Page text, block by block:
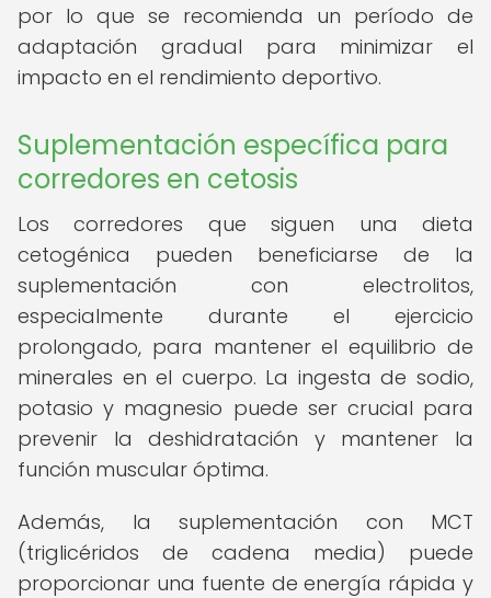
por lo que se recomienda un período de
adaptación gradual para minimizar el
impacto en el rendimiento deportivo.
Suplementación específica para
corredores en cetosis
Los corredores que siguen una dieta
cetogénica pueden beneficiarse de la
suplementación con electrolitos,
especialmente durante el ejercicio
prolongado, para mantener el equilibrio de
minerales en el cuerpo. La ingesta de sodio,
potasio y magnesio puede ser crucial para
prevenir la deshidratación y mantener la
función muscular óptima.
Además, la suplementación con MCT
(triglicéridos de cadena media) puede
proporcionar una fuente de energía rápida y